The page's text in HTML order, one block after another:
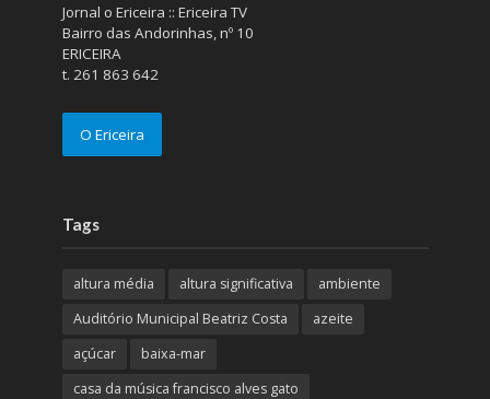
Jornal o Ericeira :: Ericeira TV
Bairro das Andorinhas, nº 10
ERICEIRA
t. 261 863 642
O Ericeira
Tags
altura média altura significativa
ambiente
Auditório Municipal Beatriz Costa
azeite
açúcar
baixa-mar
casa da música francisco alves gato